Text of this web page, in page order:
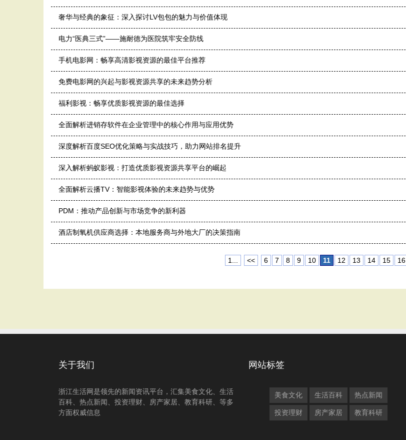
奢华与经典的象征：深入探讨LV包包的魅力与价值体现
电力“医典三式”——施耐德为医院筑牢安全防线
手机电影网：畅享高清影视资源的最佳平台推荐
免费电影网的兴起与影视资源共享的未来趋势分析
福利影视：畅享优质影视资源的最佳选择
全面解析进销存软件在企业管理中的核心作用与应用优势
深度解析百度SEO优化策略与实战技巧，助力网站排名提升
深入解析蚂蚁影视：打造优质影视资源共享平台的崛起
全面解析云播TV：智能影视体验的未来趋势与优势
PDM：推动产品创新与市场竞争的新利器
酒店制氧机供应商选择：本地服务商与外地大厂的决策指南
1... << 6 7 8 9 10 11 12 13 14 15 16
关于我们
浙江生活网是领先的新闻资讯平台，汇集美食文化、生活
百科、热点新闻、投资理财、房产家居、教育科研、等多
方面权威信息
网站标签
美食文化 生活百科 热点新闻
投资理财 房产家居 教育科研